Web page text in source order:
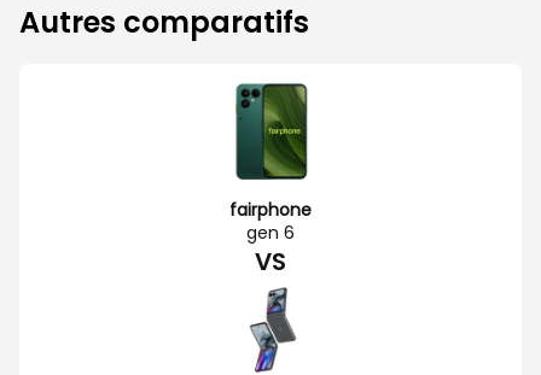
Autres comparatifs
fairphone
gen 6
VS